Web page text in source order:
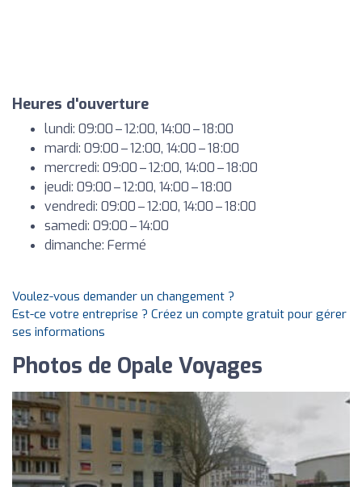
Heures d'ouverture
lundi: 09:00 – 12:00, 14:00 – 18:00
mardi: 09:00 – 12:00, 14:00 – 18:00
mercredi: 09:00 – 12:00, 14:00 – 18:00
jeudi: 09:00 – 12:00, 14:00 – 18:00
vendredi: 09:00 – 12:00, 14:00 – 18:00
samedi: 09:00 – 14:00
dimanche: Fermé
Voulez-vous demander un changement ?
Est-ce votre entreprise ? Créez un compte gratuit pour gérer
ses informations
Photos de Opale Voyages